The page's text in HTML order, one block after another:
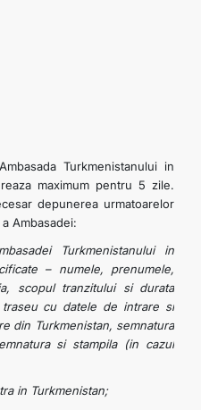
Turkmenistanului in
maximum pentru 5 zile.
depunerea urmatoarelor
Ambasadei:
Turkmenistanului in
– numele, prenumele,
scopul tranzitului si durata
cu datele de intrare si
din Turkmenistan, semnatura
si stampila (in cazul
in Turkmenistan;